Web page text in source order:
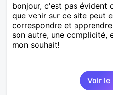
bonjour, c'est pas évident
que venir sur ce site peut
correspondre et
son autre, une complicité,
mon souhait!
Voir le